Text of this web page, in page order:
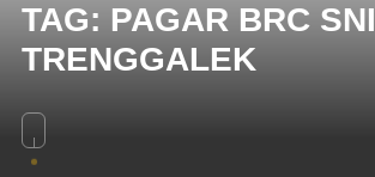
TAG: PAGAR BRC SNI
TRENGGALEK